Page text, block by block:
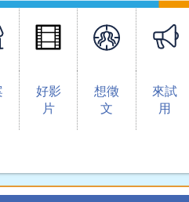
好影
片
想徵
文
來試
用